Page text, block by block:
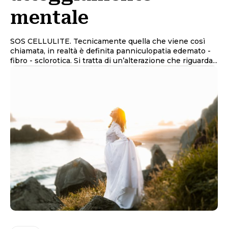
mentale
SOS CELLULITE. Tecnicamente quella che viene così
chiamata, in realtà è definita panniculopatia edemato -
fibro - sclorotica. Si tratta di un’alterazione che riguarda...